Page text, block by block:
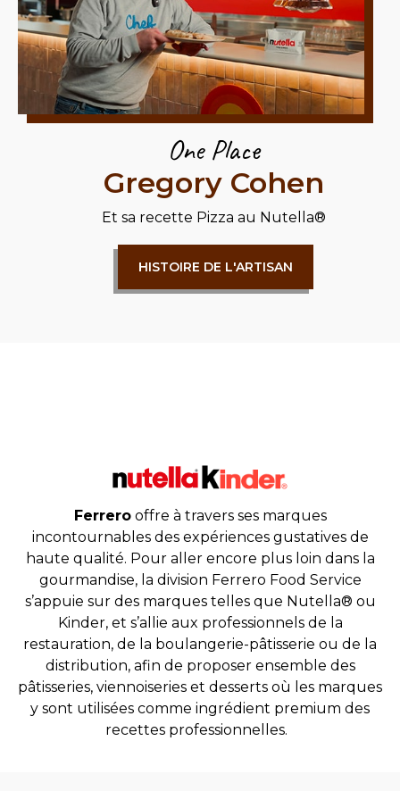
One Place
Gregory Cohen
Et sa recette Pizza au Nutella®
HISTOIRE DE L'ARTISAN
Ferrerooffre à travers ses marques
incontournables des expériences gustatives de
haute qualité. Pour aller encore plus loin dans la
gourmandise, la division Ferrero Food Service
s’appuie sur des marques telles que Nutella® ou
Kinder, et s’allie aux professionnels de la
restauration, de la boulangerie-pâtisserie ou de la
distribution, afin de proposer ensemble des
pâtisseries, viennoiseries et desserts où les marques
y sont utilisées comme ingrédient premium des
recettes professionnelles.